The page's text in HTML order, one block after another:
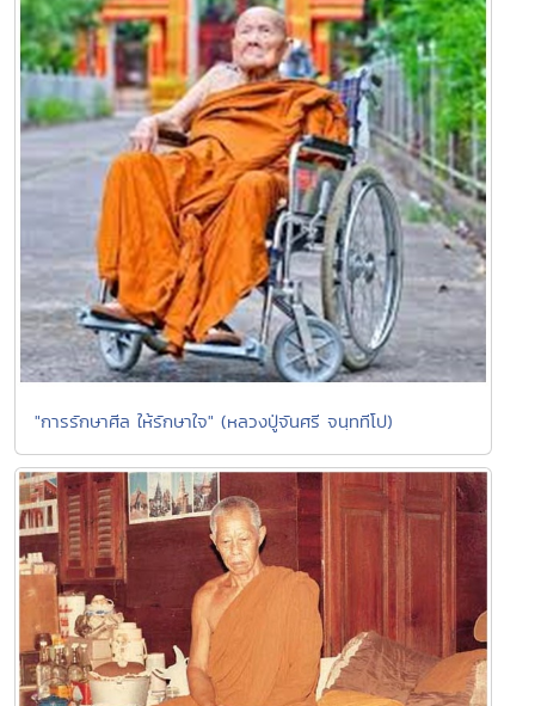
"การรักษาศีล ให้รักษาใจ" (หลวงปู่จันศรี จนฺททีโป)